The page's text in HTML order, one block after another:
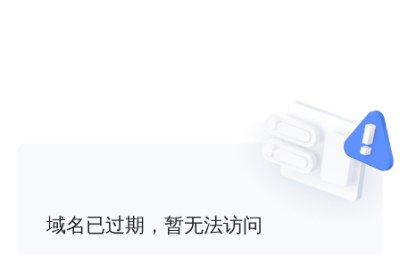
域名已过期，暂无法访问